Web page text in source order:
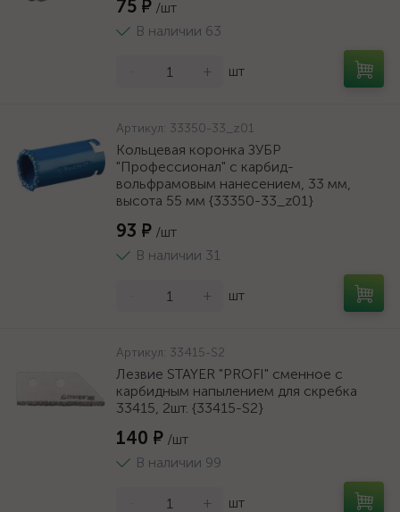
75 ₽ /шт
В наличии 63
+ шт
Артикул: 33350-33_z01
Кольцевая коронка ЗУБР
"Профессионал" c карбид-
вольфрамовым нанесением, 33 мм,
высота 55 мм {33350-33_z01}
93 ₽ /шт
В наличии 31
+ шт
Артикул: 33415-S2
Лезвие STAYER "PROFI" сменное с
карбидным напылением для скребка
33415, 2шт. {33415-S2}
140 ₽ /шт
В наличии 99
+ шт